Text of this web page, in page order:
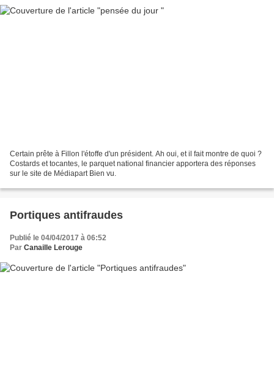
Certain prête à Fillon l'étoffe d'un président. Ah oui, et il fait montre de quoi ?
Costards et tocantes, le parquet national financier apportera des réponses
sur le site de Médiapart Bien vu.
Portiques antifraudes
Publié le 04/04/2017 à 06:52
Par Canaille Lerouge